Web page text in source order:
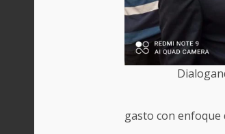
gasto con enfoque